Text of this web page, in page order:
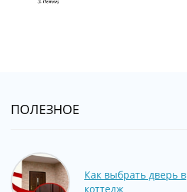
ПОЛЕЗНОЕ
Как выбрать дверь в
коттедж